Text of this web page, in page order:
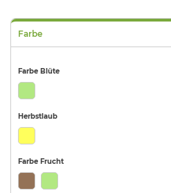
Farbe
Farbe Blüte
Herbstlaub
Farbe Frucht